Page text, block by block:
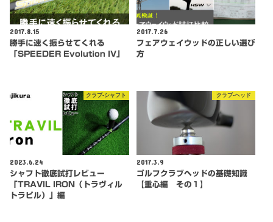
2017.8.15
勝手に速く振らせてくれる
「SPEEDER Evolution IV」
2017.7.26
フェアウェイウッドの正しい選び
方
クラブ-シャフト
2023.6.24
シャフト徹底試打レビュー
「TRAVIL IRON（トラヴィル
トラビル）」編
クラブ-ヘッド
2017.3.9
ゴルフクラブヘッドの基礎知識
【重心編 その１】